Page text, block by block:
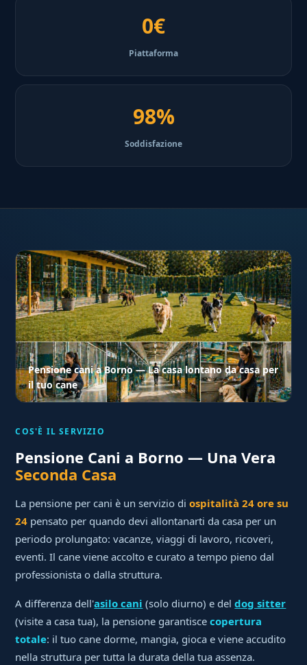
0€
Piattaforma
98%
Soddisfazione
Pensione cani a Borno — La casa lontano da casa per
il tuo cane
COS'È IL SERVIZIO
Pensione Cani a Borno — Una Vera
Seconda Casa
La pensione per cani è un servizio diospitalità 24 ore su
24 pensato per quando devi allontanarti da casa per un
periodo prolungato: vacanze, viaggi di lavoro, ricoveri,
eventi. Il cane viene accolto e curato a tempo pieno dal
professionista o dalla struttura.
A differenza dell'asilo cani (solo diurno) e deldog sitter
(visite a casa tua), la pensione garantiscecopertura
totale: il tuo cane dorme, mangia, gioca e viene accudito
nella struttura per tutta la durata della tua assenza.